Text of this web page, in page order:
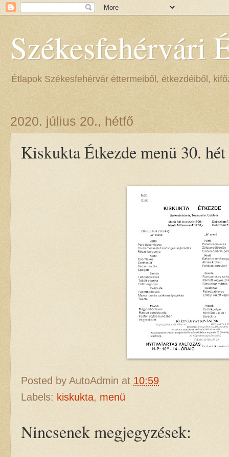
Székesfehérvári
Étlapok Székesfehérvár éttermeiből, étkezdéiből,
2020. július 20., hétfő
Kiskukta Étkezde menü 30. hét
Posted by AutoAdmin at 10:59
Labels: kiskukta, menü
Nincsenek megjegyzések: